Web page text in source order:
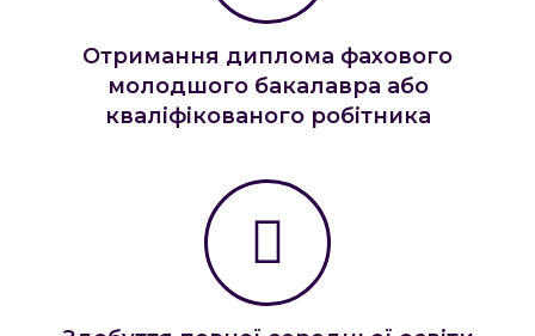
Отримання диплома фахового
молодшого бакалавра або
кваліфікованого робітника